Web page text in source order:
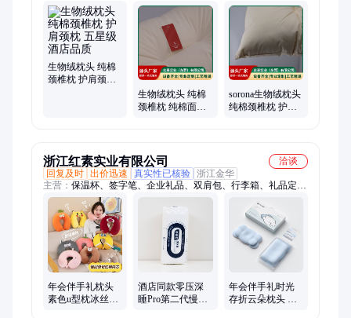
胶棉、内衣棉、恒温棉、舒弹棉、喷胶棉、填充棉、直立棉、硬
质棉、仿丝棉、羽绒棉、纤维棉、生物绒、杜邦棉、床垫棉、环
保棉、杜邦sorona、舒弹丝、家纺床品定制、抑菌棉
生物绒枕头 纯棉
颈椎枕 护肩颈枕
生物绒枕头 纯棉
颈椎枕 纯棉面料
sorona生物绒枕头
纯棉颈椎枕 护肩
浙江红素实业有限公司
洽谈
回复及时 出价迅速 真实性已核验 浙江金华
主营： 保温杯、签字笔、企业礼品、双肩包、行李箱、礼品定
制、节日礼品、福利礼品、促销礼品、宣传礼品、创意礼品、展
会礼品、活动礼品、商务礼品、会议伴手礼、周年纪念品、客户
随手礼、笔记本、伴手礼、商务伴手礼、文创礼品、工装定做、
公司礼品定制、员工福利礼品、中秋节礼品定制
年会伴手礼枕头
素色u型枕冰丝办
酒店同款零压深
睡Pro第二代慢回
年会伴手礼时光
存折云朵枕头 记